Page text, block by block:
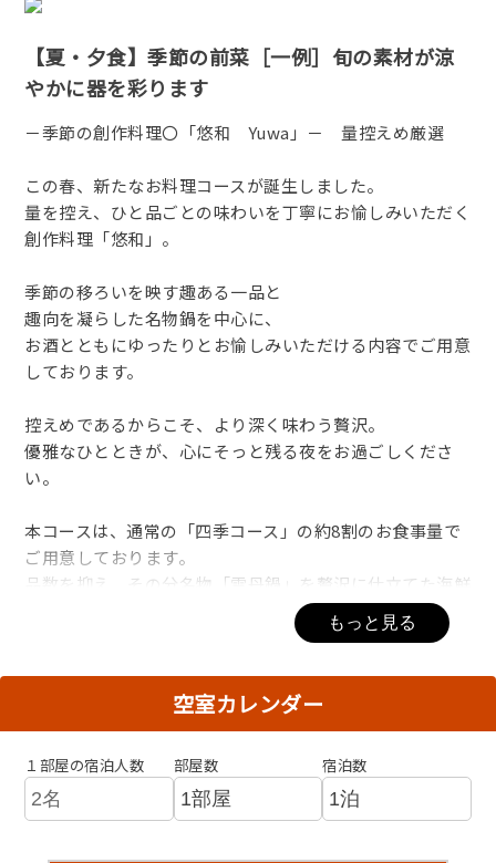
【夏・夕食】季節の前菜［一例］旬の素材が涼
やかに器を彩ります
－季節の創作料理〇「悠和 Yuwa」－ 量控えめ厳選
この春、新たなお料理コースが誕生しました。
量を控え、ひと品ごとの味わいを丁寧にお愉しみいただく
創作料理「悠和」。
季節の移ろいを映す趣ある一品と
趣向を凝らした名物鍋を中心に、
お酒とともにゆったりとお愉しみいただける内容でご用意
しております。
控えめであるからこそ、より深く味わう贅沢。
優雅なひとときが、心にそっと残る夜をお過ごしくださ
い。
本コースは、通常の「四季コース」の約8割のお食事量で
ご用意しております。
品数を抑え、その分名物「雲丹鍋」を贅沢に仕立てた海鮮
しっかりとお召し上がりになりたい方は「四季」または
・テイスティング 本日の一番出汁と鮪節し
・前菜 蓮芋と雑魚の小袖寿司 丹後の水雲酢漬け 他
・御碗 清汁仕立て
もっと見る
空室カレンダー
１部屋の宿泊人数 部屋数 宿泊数